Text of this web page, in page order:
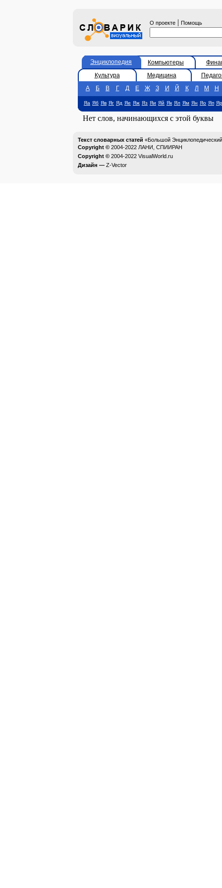
О проекте | Помощь
Энциклопедия Компьютеры
Культура
Медицина
А
Б В Г Д Е Ж З И Й К Л М Н
Яа Яб Яв Яг Яд Яе Яж Яз Яи Яй Як Ял Ям Ян Яо Яп Яр
Нет слов, начинающихся с этой буквы
Текст словарных статей «Большой
Copyright © 2004-2022 ЛАНИ, СПИИРАН
Copyright © 2004-2022 VisualWorld.ru
Дизайн — Z-Vector